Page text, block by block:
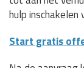
hulp inschakelen
Start gratis